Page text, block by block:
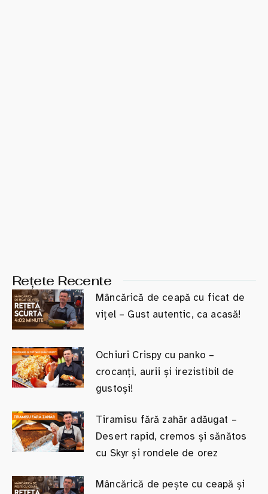
Rețete Recente
Mâncărică de ceapă cu ficat de
vițel – Gust autentic, ca acasă!
Ochiuri Crispy cu panko –
crocanți, aurii și irezistibil de
gustoși!
Tiramisu fără zahăr adăugat –
Desert rapid, cremos și sănătos
cu Skyr și rondele de orez
Mâncărică de pește cu ceapă și